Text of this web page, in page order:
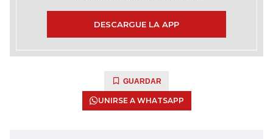
DESCARGUE LA APP
GUARDAR
UNIRSE A WHATSAPP